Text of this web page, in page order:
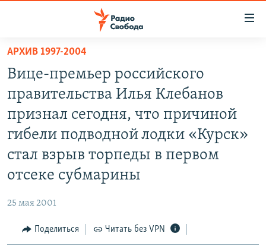
упрощенного
доступа
основному
содержанию
главной
Вернутся
поиску
ПОДКАСТЫ
АВТОРСКИЕ ПРОЕКТЫ
ЦИТАТЫ СВОБОДЫ
МНЕНИЯ
КУЛЬТУРА
СЕВЕР.РЕАЛИИ
АРХИВ 1997-2004
Вице-премьер российского
правительства Илья Клебанов
признал сегодня, что причиной
гибели подводной лодки «Курск»
стал взрыв торпеды в первом
отсеке субмарины
25 мая 2001
Поделиться Читать без VPN